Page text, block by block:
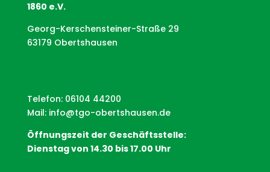
1860 e.V.
Georg-Kerschensteiner-Straße 29
63179 Obertshausen
Telefon: 06104 44200
Mail: info@tgo-obertshausen.de
Öffnungszeit der Geschäftsstelle:
Dienstag von 14.30 bis 17.00 Uhr